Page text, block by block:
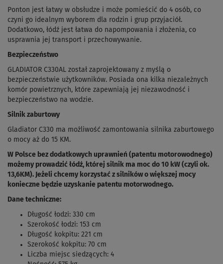
Ponton jest łatwy w obsłudze i może pomieścić do 4 osób, co
czyni go idealnym wyborem dla rodzin i grup przyjaciół.
Dodatkowo, łódź jest łatwa do napompowania i złożenia, co
usprawnia jej transport i przechowywanie.
Bezpieczeństwo
GLADIATOR C330AL został zaprojektowany z myślą o
bezpieczeństwie użytkowników. Posiada ona kilka niezależnych
komór powietrznych, które zapewniają jej niezawodność i
bezpieczeństwo na wodzie.
Silnik zaburtowy
Gladiator C330 ma możliwość zamontowania silnika zaburtowego
o mocy aż do 15 KM.
W Polsce bez dodatkowych uprawnień (patentu motorowodnego)
możemy prowadzić łódź, której silnik ma moc do 10 kW (czyli ok.
13,6KM). Jeżeli chcemy korzystać z silników o większej mocy
konieczne będzie uzyskanie patentu motorwodnego.
Dane techniczne:
Długość łodzi: 330 cm
Szerokość łodzi: 153 cm
Długość kokpitu: 221 cm
Szerokość kokpitu: 70 cm
Liczba miejsc siedzących: 4